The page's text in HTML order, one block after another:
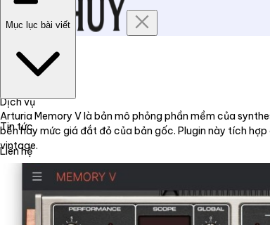
Trang chủ
Về chúng tôi
Dịch vụ
Tin tức
Liên hệ
Tiếng Việt English
Mục lục bài viết
Arturia Memory V là bản mô phỏng phần mềm của
bền hay mức giá đắt đỏ của bản gốc. Plugin này tích
vintage.